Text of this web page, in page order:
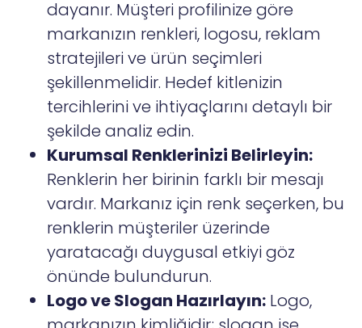
dayanır. Müşteri profilinize göre
markanızın renkleri, logosu, reklam
stratejileri ve ürün seçimleri
şekillenmelidir. Hedef kitlenizin
tercihlerini ve ihtiyaçlarını detaylı bir
şekilde analiz edin.
Kurumsal Renklerinizi Belirleyin:
Renklerin her birinin farklı bir mesajı
vardır. Markanız için renk seçerken, bu
renklerin müşteriler üzerinde
yaratacağı duygusal etkiyi göz
önünde bulundurun.
Logo ve Slogan Hazırlayın: Logo,